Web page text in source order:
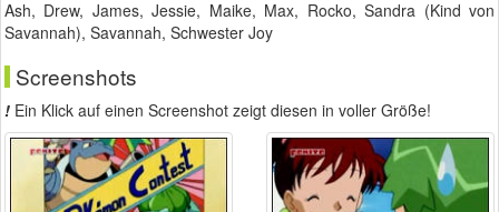
Ash, Drew, James, Jessie, Maike, Max, Rocko, Sandra (Kind von
Savannah), Savannah, Schwester Joy
Screenshots
! Ein Klick auf einen Screenshot zeigt diesen in voller Größe!